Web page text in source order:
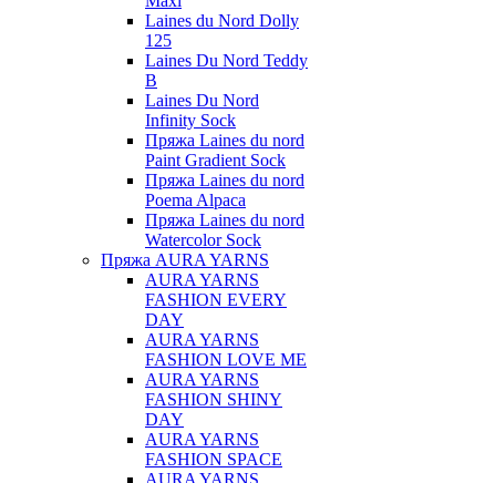
Laines du Nord Dolly
125
Laines Du Nord Teddy
B
Laines Du Nord
Infinity Sock
Пряжа Laines du nord
Paint Gradient Sock
Пряжа Laines du nord
Poema Alpaca
Пряжа Laines du nord
Watercolor Sock
Пряжа AURA YARNS
AURA YARNS
FASHION EVERY
DAY
AURA YARNS
FASHION LOVE ME
AURA YARNS
FASHION SHINY
DAY
AURA YARNS
FASHION SPACE
AURA YARNS